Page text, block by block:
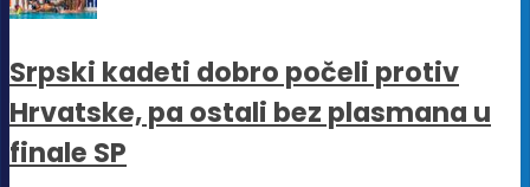
Srpski kadeti dobro počeli protiv
Hrvatske, pa ostali bez plasmana u
finale SP